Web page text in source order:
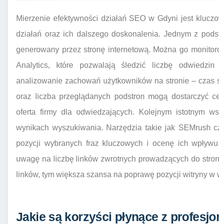
Mierzenie efektywności działań SEO w Gdyni jest
działań oraz ich dalszego doskonalenia. Jednym z
generowany przez stronę internetową. Można go
Analytics, które pozwalają śledzić liczbę
analizowanie zachowań użytkowników na stronie – czas
oraz liczba przeglądanych podstron mogą dostarczyć
oferta firmy dla odwiedzających. Kolejnym istotnym
wynikach wyszukiwania. Narzędzia takie jak SEMrush
pozycji wybranych fraz kluczowych i ocenę ich
uwagę na liczbę linków zwrotnych prowadzących do
linków, tym większa szansa na poprawę pozycji witryny
Jakie są korzyści płynące z